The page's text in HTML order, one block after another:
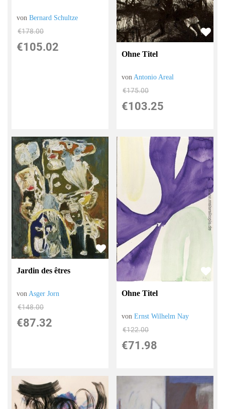
vonBernard Schultze
€178.00
€105.02
Ohne Titel
von Antonio Areal
€175.00
€103.25
Jardin des êtres
vonAsger Jorn
€148.00
€87.32
Ohne Titel
vonErnst Wilhelm Nay
€122.00
€71.98